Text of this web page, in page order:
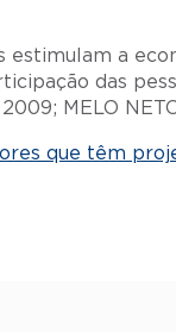
a
das
MELO
que têm